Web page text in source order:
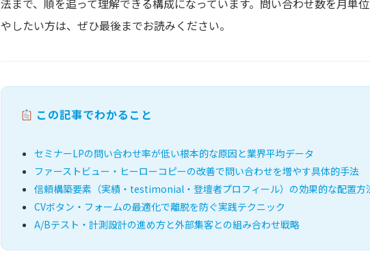
法まで、順を追って理解できる構成になっています。問い合わせ数を月単
やしたい方は、ぜひ最後までお読みください。
この記事でわかること
セミナーLPの問い合わせ率が低い根本的な原因と業界平均データ
ファーストビュー・ヒーローコピーの改善で問い合わせを増やす具体的手法
信頼構築要素（実績・testimonial・登壇者プロフィール）の効果的な配置方
CVボタン・フォームの最適化で離脱を防ぐ実践テクニック
A/Bテスト・計測設計の進め方と外部集客との組み合わせ戦略